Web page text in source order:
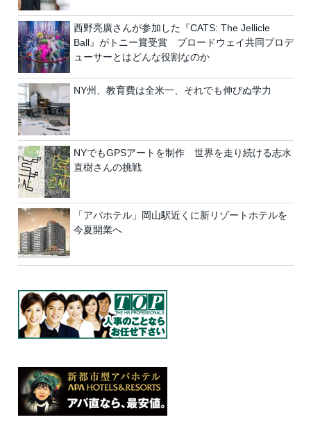
西野亮廣さんが参加した『CATS: The Jellicle
Ball』がトニー賞受賞 ブロードウェイ共同プロデ
ューサーとはどんな役割なのか
NY州、教育費は全米一、それでも伸びぬ学力
NYでもGPSアートを制作 世界を走り続ける志水
直樹さんの挑戦
「アパホテル」岡山駅近くに新リゾートホテルを
今夏開業へ